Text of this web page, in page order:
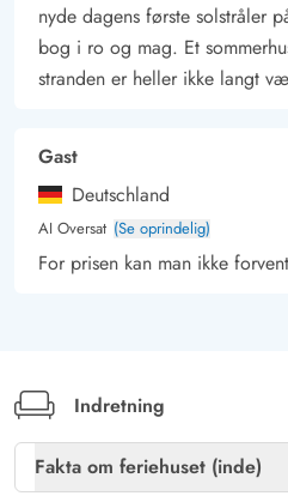
nyde dagens første solstråler
bog i ro og mag. Et
stranden er heller ikke langt
Gast
Deutschland
AI Oversat (Se oprindelig)
For prisen kan man ikke
Indretning
Fakta om feriehuset (inde)